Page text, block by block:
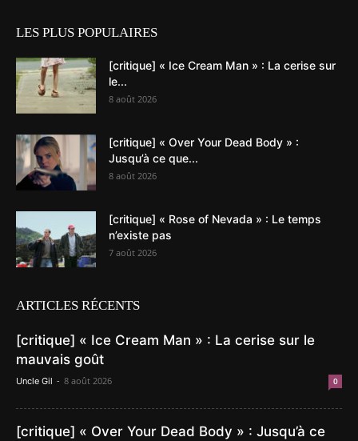
LES PLUS POPULAIRES
[critique] « Ice Cream Man » : La cerise sur
le...
8 août 2026
[critique] « Over Your Dead Body » :
Jusqu’à ce que...
8 août 2026
[critique] « Rose of Nevada » : Le temps
n’existe pas
7 août 2026
ARTICLES RÉCENTS
[critique] « Ice Cream Man » : La cerise sur le
mauvais goût
Uncle Gil - 8 août 2026 0
[critique] « Over Your Dead Body » : Jusqu’à ce